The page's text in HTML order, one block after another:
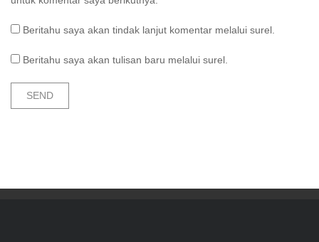
Beritahu saya akan tindak lanjut komentar melalui surel.
Beritahu saya akan tulisan baru melalui surel.